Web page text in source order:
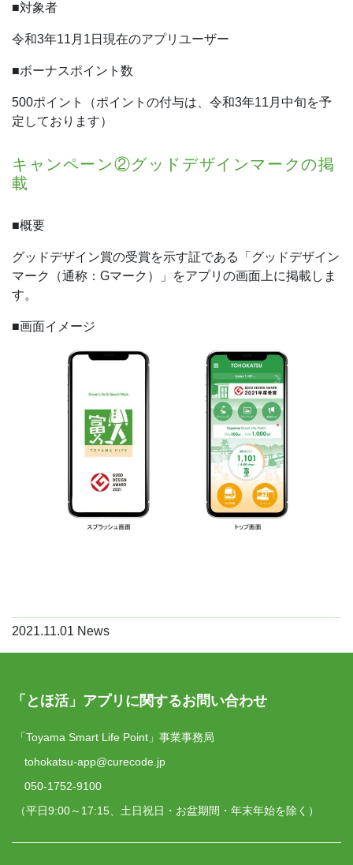
■対象者
令和3年11月1日現在のアプリユーザー
■ボーナスポイント数
500ポイント（ポイントの付与は、令和3年11月中旬を予
定しております）
キャンペーン②グッドデザインマークの掲
載
■概要
グッドデザイン賞の受賞を示す証である「グッドデザイン
マーク（通称：Gマーク）」をアプリの画面上に掲載しま
す。
■画面イメージ
2021.11.01 News
「とほ活」アプリに関するお問い合わせ
「Toyama Smart Life Point」事業事務局
tohokatsu-app@curecode.jp
050-1752-9100
（平日9:00～17:15、土日祝日・お盆期間・年末年始を除く）